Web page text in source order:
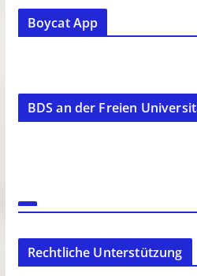
Boycat App
BDS an der Freien
Rechtliche Unterstützung